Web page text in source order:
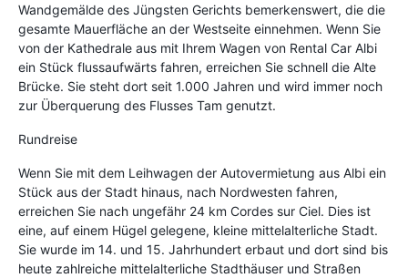
Wandgemälde des Jüngsten Gerichts bemerkenswert, die die
gesamte Mauerfläche an der Westseite einnehmen. Wenn Sie
von der Kathedrale aus mit Ihrem Wagen von Rental Car Albi
ein Stück flussaufwärts fahren, erreichen Sie schnell die Alte
Brücke. Sie steht dort seit 1.000 Jahren und wird immer noch
zur Überquerung des Flusses Tam genutzt.
Rundreise
Wenn Sie mit dem Leihwagen der Autovermietung aus Albi ein
Stück aus der Stadt hinaus, nach Nordwesten fahren,
erreichen Sie nach ungefähr 24 km Cordes sur Ciel. Dies ist
eine, auf einem Hügel gelegene, kleine mittelalterliche Stadt.
Sie wurde im 14. und 15. Jahrhundert erbaut und dort sind bis
heute zahlreiche mittelalterliche Stadthäuser und Straßen